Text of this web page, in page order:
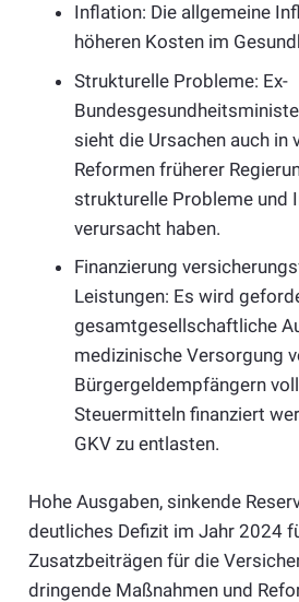
Inflation: Die allgemeine
höheren Kosten im
Strukturelle Probleme: Ex-
sieht die Ursachen auch in
Reformen früherer
strukturelle Probleme und
verursacht haben.
Finanzierung
Leistungen: Es wird
gesamtgesellschaftliche
medizinische Versorgung
Bürgergeldempfängern
Steuermitteln finanziert
GKV zu entlasten.
Hohe Ausgaben, sinkende
deutliches Defizit im Jahr 2024
Zusatzbeiträgen für die
dringende Maßnahmen und